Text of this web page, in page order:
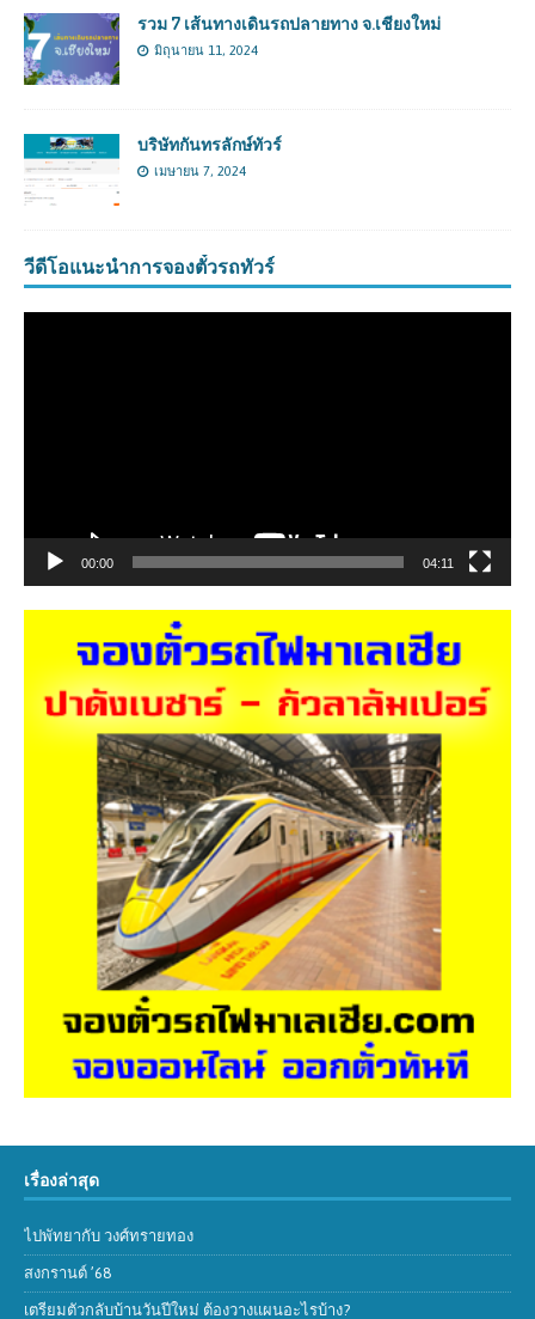
รวม 7 เส้นทางเดินรถปลายทาง จ.เชียงใหม่
มิถุนายน 11, 2024
บริษัทกันทรลักษ์ทัวร์
เมษายน 7, 2024
วีดีโอแนะนำการจองตั๋วรถทัวร์
00:00 04:11
เรื่องล่าสุด
ไปพัทยากับ วงศ์ทรายทอง
สงกรานต์ ’68
เตรียมตัวกลับบ้านวันปีใหม่ ต้องวางแผนอะไรบ้าง?